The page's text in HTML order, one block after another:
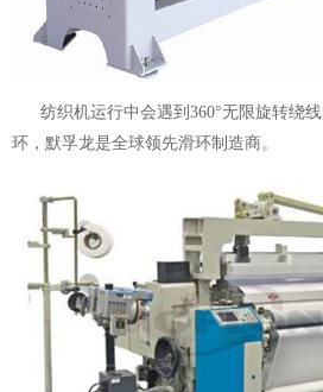
纺织机运行中会遇到360°无限旋转绕线
环 ，默孚龙是全球领先滑环制造商。